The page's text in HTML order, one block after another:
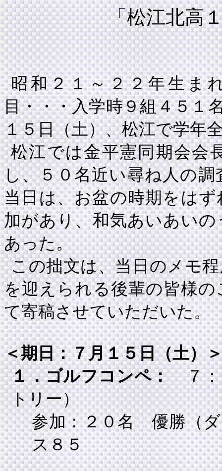
「松江北高
昭和２１～２２年生ま
目・・・入学時９組４５１
１５日（土）、松江で学年
松江では金平憲同期会会
し、５０名近い尋ね人の
当日は、お盆の時期をは
加があり、和気あいあい
あった。
この拙文は、当日のメモ
を迎えられる後輩の皆様
て寄稿させていただいた。
＜期日：７月１５日（土）
１．ゴルフコンペ：７：
トリー）
参加：２０名 優勝（
ス８５